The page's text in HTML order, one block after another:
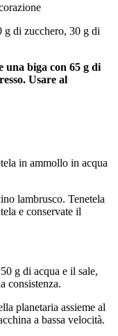
g di zucchero, 30 g di
una biga con 65 g di
Usare al
in ammollo in acqua
lambrusco. Tenetela
e conservate il
g di acqua e il sale,
consistenza.
planetaria assieme al
a bassa velocità.